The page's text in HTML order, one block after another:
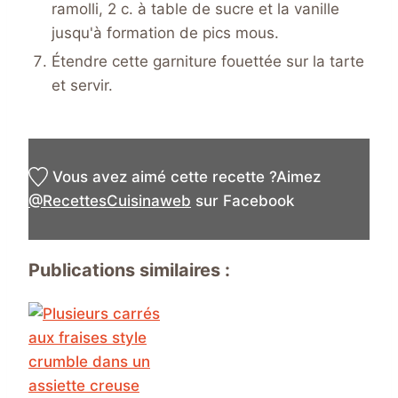
ramolli, 2 c. à table de sucre et la vanille
jusqu'à formation de pics mous.
Étendre cette garniture fouettée sur la tarte
et servir.
Vous avez aimé cette recette ?Aimez
@RecettesCuisinaweb sur Facebook
Publications similaires :